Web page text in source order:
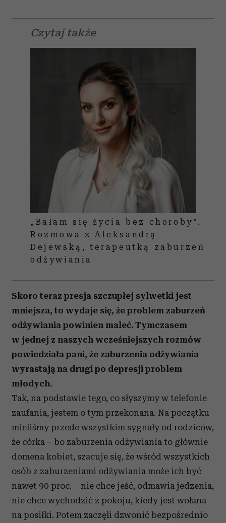
Czytaj także
„Bałam się życia bez choroby”.
Rozmowa z Aleksandrą
Dejewską, terapeutką zaburzeń
odżywiania
Skoro teraz presja szczupłej sylwetki jest
mniejsza, to wydaje się, że problem zaburzeń
odżywiania powinien maleć. Tymczasem
w jednej z naszych wcześniejszych rozmów
powiedziała pani, że zaburzenia odżywiania
wyrastają na drugi po depresji problem
młodych.
Tak, na podstawie tego, co słyszymy w telefonie
zaufania, jestem o tym przekonana. Na początku
mieliśmy przede wszystkim sygnały od rodziców,
że córka – bo zaburzenia odżywiania to głównie
domena kobiet, szacuje się, że wśród wszystkich
osób z zaburzeniami odżywiania może ich być
nawet 90 proc. – nie chce jeść, odmawia jedzenia,
nie chce wychodzić z pokoju, kiedy jest wołana
na posiłki. Potem zaczęli dzwonić bezpośrednio